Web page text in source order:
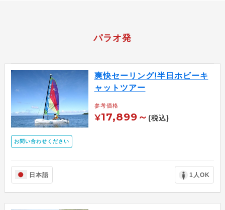
パラオ発
お問い合わせください
爽快セーリング!半日ホビーキ
ャットツアー
参考価格
¥17,899～ (税込)
日本語 1人OK